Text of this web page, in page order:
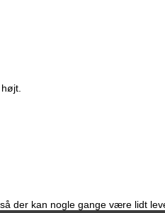
der kan nogle gange være lidt